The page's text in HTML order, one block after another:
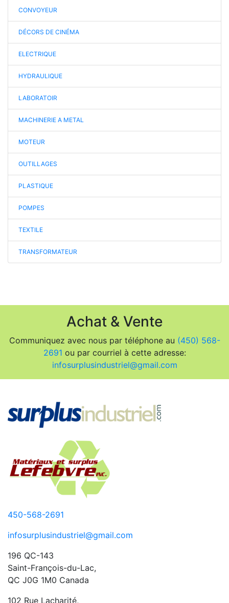
CONVOYEUR
DÉCORS DE CINÉMA
ELECTRIQUE
HYDRAULIQUE
LABORATOIR
MACHINERIE A METAL
MOTEUR
OUTILLAGES
PLASTIQUE
POMPES
TEXTILE
TRANSFORMATEUR
Achat & Vente
Communiquez avec nous par téléphone au (450) 568-
2691 ou par courriel à cette adresse:
infosurplusindustriel@gmail.com
450-568-2691
infosurplusindustriel@gmail.com
196 QC-143
Saint-François-du-Lac,
QC J0G 1M0 Canada
102 Rue Lacharité,